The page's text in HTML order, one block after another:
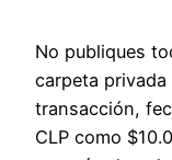
No publiques
carpeta
transacción,
CLP como